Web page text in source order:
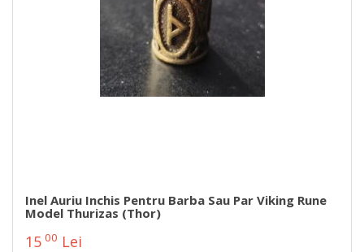
Inel Auriu Inchis Pentru Barba Sau Par Viking Rune
Model Thurizas (Thor)
15 00 Lei